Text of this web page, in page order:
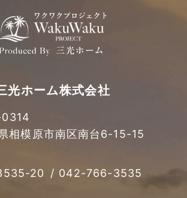
光ホーム株式会社
相模原市南区南台6-15-15
20
/ 042-766-3535